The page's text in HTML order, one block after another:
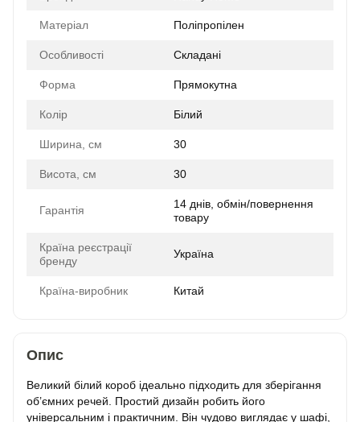
Матеріал Поліпропілен
Особливості Складані
Форма Прямокутна
Колір Білий
Ширина, см 30
Висота, см 30
Гарантія
14 днів, обмін/повернення
товару
Країна реєстрації
бренду
Україна
Країна-виробник Китай
Опис
Великий білий короб ідеально підходить для зберігання
об’ємних речей. Простий дизайн робить його
універсальним і практичним. Він чудово виглядає у шафі,